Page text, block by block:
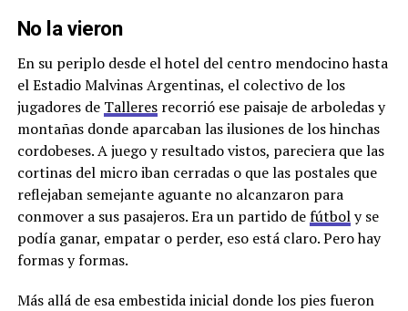
No la vieron
En su periplo desde el hotel del centro mendocino hasta
el Estadio Malvinas Argentinas, el colectivo de los
jugadores de Talleresrecorrió ese paisaje de arboledas y
montañas donde aparcaban las ilusiones de los hinchas
cordobeses. A juego y resultado vistos, pareciera que las
cortinas del micro iban cerradas o que las postales que
reflejaban semejante aguante no alcanzaron para
conmover a sus pasajeros. Era un partido defútboly se
podía ganar, empatar o perder, eso está claro. Pero hay
formas y formas.
Más allá de esa embestida inicial donde los pies fueron